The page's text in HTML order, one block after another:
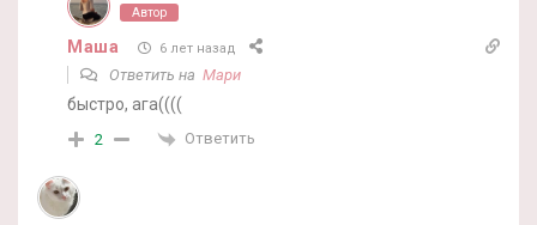
Автор
Маша 6 лет назад
Ответить на Мари
быстро, ага((((
2 Ответить